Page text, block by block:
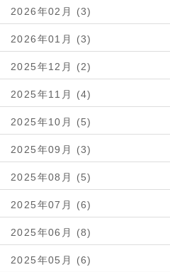
2026年02月 (3)
2026年01月 (3)
2025年12月 (2)
2025年11月 (4)
2025年10月 (5)
2025年09月 (3)
2025年08月 (5)
2025年07月 (6)
2025年06月 (8)
2025年05月 (6)